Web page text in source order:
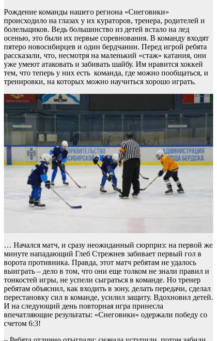
Рождение команды нашего региона «Снеговики»
происходило на глазах у их кураторов, тренера, родителей и
болельщиков. Ведь большинство из детей встало на лед
осенью, это были их первые соревнования. В команду входят
пятеро новосибирцев и один бердчанин. Перед игрой ребята
рассказали, что, несмотря на маленький «стаж» катания, они
уже умеют атаковать и забивать шайбу. Им нравится хоккей
тем, что теперь у них есть команда, где можно пообщаться, и
тренировки, на которых можно научиться хорошо играть.
… Начался матч, и сразу неожиданный сюрприз: на первой же
минуте нападающий Глеб Стрежнев забивает первый гол в
ворота противника. Правда, этот матч ребятам не удалось
выиграть – дело в том, что они еще толком не знали правил и
тонкостей игры, не успели сыграться в команде. Но тренер
ребятам объяснил, как входить в зону, делать передачи, сделал
перестановку сил в команде, усилил защиту. Вдохновил детей.
И на следующий день повторная игра принесла
впечатляющие результаты: «Снеговики» одержали победу со
счетом 6:3!